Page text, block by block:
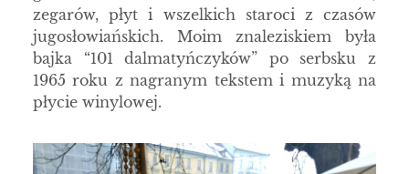
zegarów, płyt i wszelkich staroci z czasów
jugosłowiańskich. Moim znaleziskiem była
bajka “101 dalmatyńczyków” po serbsku z
1965 roku z nagranym tekstem i muzyką na
płycie winylowej.